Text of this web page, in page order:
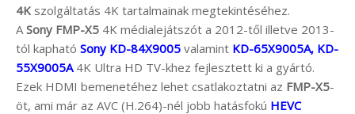
4K szolgáltatás 4K tartalmainak megtekintéséhez.
A Sony FMP-X5 4K médialejátszót a 2012-től illetve 2013-
tól kapható Sony KD-84X9005 valamint KD-65X9005A, KD-
55X9005A4K Ultra HD TV-khez fejlesztett ki a gyártó.
Ezek HDMI bemenetéhez lehet csatlakoztatni az FMP-X5-
öt, ami már az AVC (H.264)-nél jobb hatásfokú HEVC